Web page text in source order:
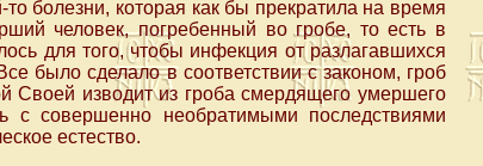
болезни, которая как бы прекратила на время
человек, погребенный во гробе, то есть в
для того, чтобы инфекция от разлагавшихся
было сделало в соответствии с законом, гроб
Своей изводит из гроба смердящего умершего
с совершенно необратимыми последствиями
естество.